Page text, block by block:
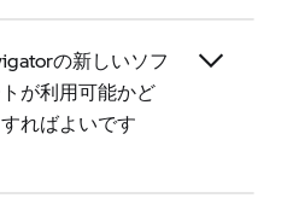
の新しいソフ
が利用可能かど
ればよいです